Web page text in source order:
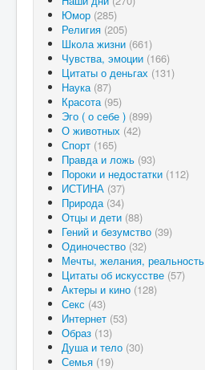
Юмор (285)
Религия (205)
Школа жизни (661)
Чувства, эмоции (166)
Цитаты о деньгах (131)
Наука (87)
Красота (95)
Эго ( о себе ) (899)
О животных (42)
Спорт (165)
Правда и ложь (93)
Пороки и недостатки (112)
ИСТИНА (37)
Природа (34)
Отцы и дети (88)
Гений и безумство (39)
Одиночество (32)
Мечты, желания, реальность
Цитаты об искусстве (57)
Актеры и кино (128)
Секс (43)
Интернет (53)
Образ (13)
Душа и тело (30)
Семья (19)